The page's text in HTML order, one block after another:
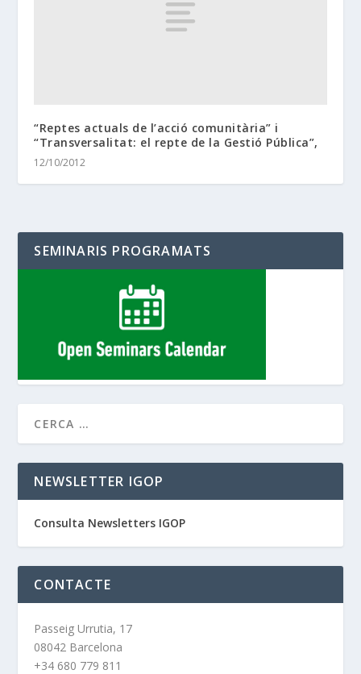
“Reptes actuals de l’acció comunitària” i
“Transversalitat: el repte de la Gestió Pública”,
12/10/2012
SEMINARIS PROGRAMATS
NEWSLETTER IGOP
Consulta Newsletters IGOP
CONTACTE
Passeig Urrutia, 17
08042 Barcelona
+34 680 779 811